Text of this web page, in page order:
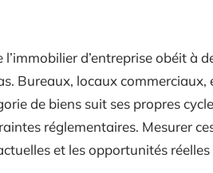
l’immobilier d’entreprise obéit à
Bureaux, locaux
de biens suit ses propres
réglementaires. Mesurer
et les opportunités réelles